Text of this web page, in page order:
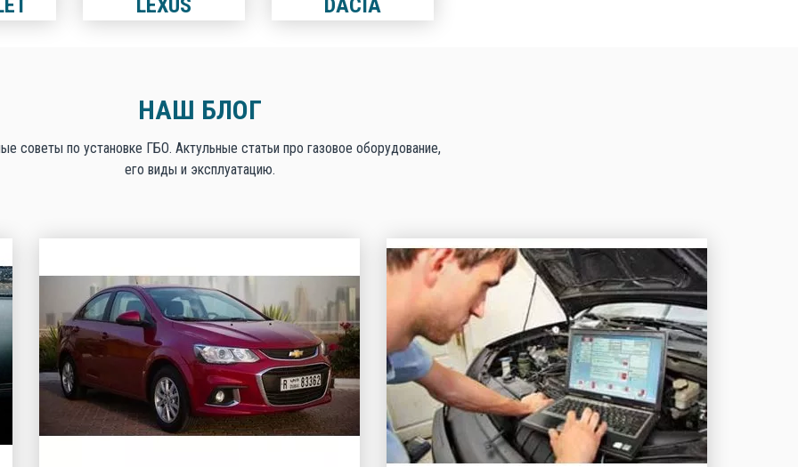
LEXUS DACIA
НАШ БЛОГ
советы по установке ГБО. Актульные статьи про газовое оборудование,
его виды и эксплуатацию.